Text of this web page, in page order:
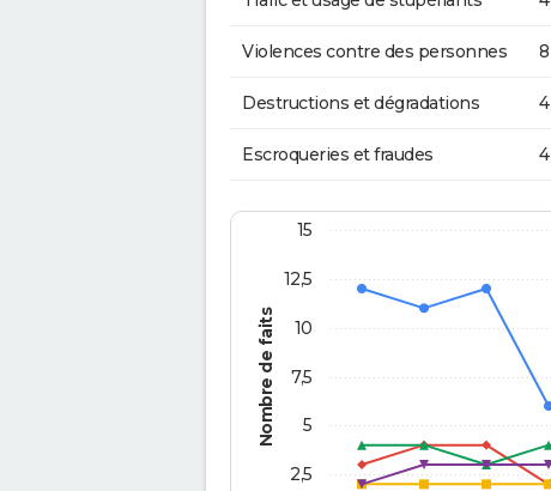
Violences contre des personnes 8
Destructions et dégradations 4
Escroqueries et fraudes 4
Nombre de faits
2,5
5
7,5
10
12,5
15